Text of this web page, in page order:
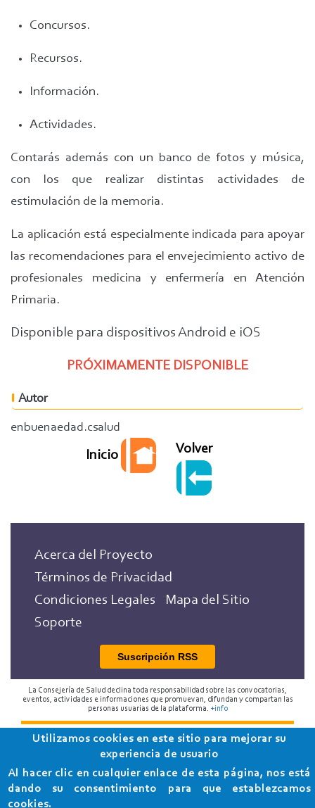
Concursos.
Recursos.
Información.
Actividades.
Contarás además con un banco de fotos y música,
con los que realizar distintas actividades de
estimulación de la memoria.
La aplicación está especialmente indicada para apoyar
las recomendaciones para el envejecimiento activo de
profesionales medicina y enfermería en Atención
Primaria.
Disponible para dispositivos Android e iOS
PRÓXIMAMENTE DISPONIBLE
Autor
enbuenaedad.csalud
Inicio Volver
Acerca del Proyecto
Términos de Privacidad
Condiciones Legales
Mapa del Sitio
Soporte
Suscripción RSS
La Consejería de Salud declina toda responsabilidad sobre las convocatorias,
eventos, actividades e informaciones que promuevan, difundan y compartan las
personas usuarias de la plataforma. +info
2018 Programa de Envejecimiento Saludable de la
Consejería de Salud
Utilizamos cookies en este sitio para mejorar su
experiencia de usuario
Al hacer clic en cualquier enlace de esta página, nos está
dando su consentimiento para que establezcamos
cookies.